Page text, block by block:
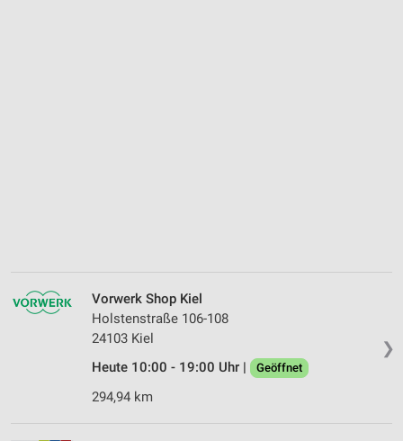
❯
Vorwerk Shop Kiel
Holstenstraße 106-108
24103 Kiel
Heute 10:00 - 19:00 Uhr |
Geöffnet
294,94 km